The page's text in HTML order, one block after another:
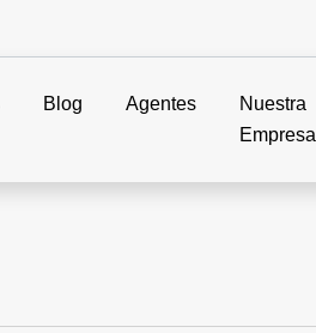
Blog Agentes
Nuestra
Empresa